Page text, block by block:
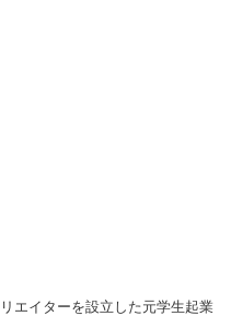
エイターを設立した元学生起業